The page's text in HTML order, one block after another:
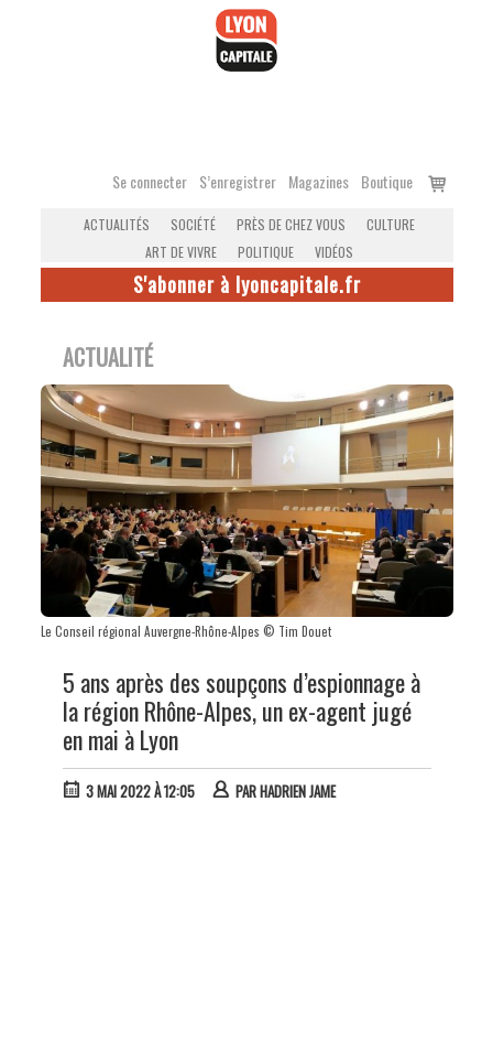
Se connecter S’enregistrer Magazines Boutique
Voir
ACTUALITÉS SOCIÉTÉ PRÈS DE CHEZ VOUS
CULTURE
ART DE VIVRE
POLITIQUE VIDÉOS
S'abonner à lyoncapitale.fr
ACTUALITÉ
Le Conseil régional Auvergne-Rhône-Alpes © Tim Douet
5 ans après des soupçons d’espionnage à
la région Rhône-Alpes, un ex-agent jugé
en mai à Lyon
3 MAI 2022 À 12:05 PARHADRIEN JAME